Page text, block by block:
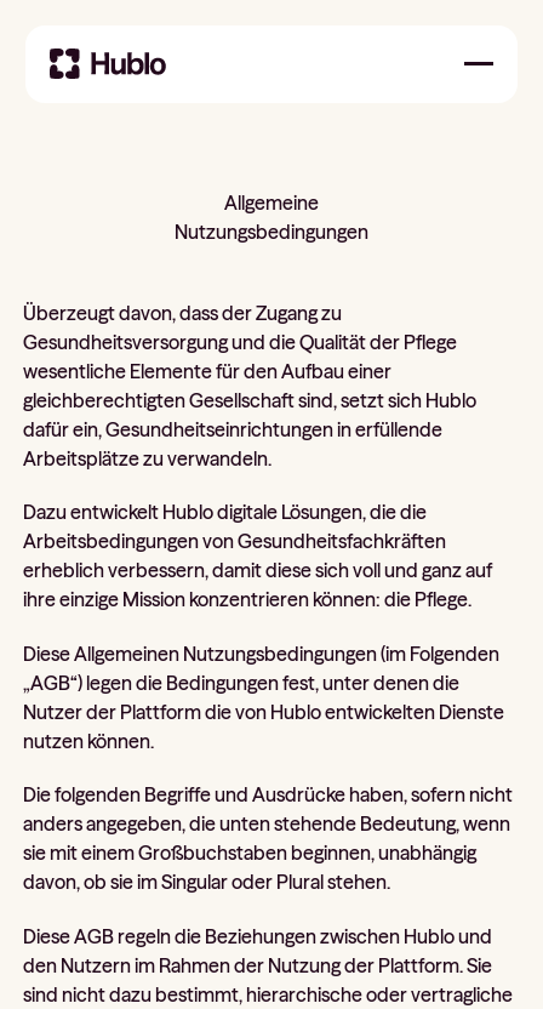
Allgemeine
Nutzungsbedingungen
Überzeugt davon, dass der Zugang zu
Gesundheitsversorgung und die Qualität der Pflege
wesentliche Elemente für den Aufbau einer
gleichberechtigten Gesellschaft sind, setzt sich Hublo
dafür ein, Gesundheitseinrichtungen in erfüllende
Arbeitsplätze zu verwandeln.
Dazu entwickelt Hublo digitale Lösungen, die die
Arbeitsbedingungen von Gesundheitsfachkräften
erheblich verbessern, damit diese sich voll und ganz auf
ihre einzige Mission konzentrieren können: die Pflege.
Diese Allgemeinen Nutzungsbedingungen (im Folgenden
„AGB“) legen die Bedingungen fest, unter denen die
Nutzer der Plattform die von Hublo entwickelten Dienste
nutzen können.
Die folgenden Begriffe und Ausdrücke haben, sofern nicht
anders angegeben, die unten stehende Bedeutung, wenn
sie mit einem Großbuchstaben beginnen, unabhängig
davon, ob sie im Singular oder Plural stehen.
Diese AGB regeln die Beziehungen zwischen Hublo und
den Nutzern im Rahmen der Nutzung der Plattform. Sie
sind nicht dazu bestimmt, hierarchische oder vertragliche